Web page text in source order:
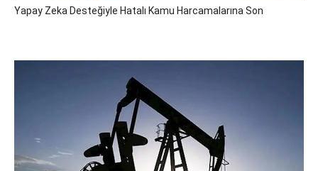
Yapay Zeka Desteğiyle Hatalı Kamu Harcamalarına Son